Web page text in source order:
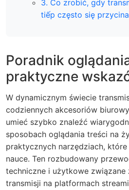
3. Co zrobić, gdy
tiếp często się
Poradnik
praktyczne
W dynamicznym świecie
codziennych akcesoriów
umieć szybko znaleźć
sposobach oglądania treści na
praktycznych narzędziach,
nauce. Ten rozbudowany
techniczne i użytkowe związane
transmisji na platformach